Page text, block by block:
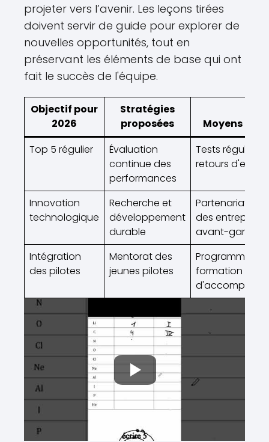
projeter vers l’avenir. Les leçons tirées
doivent servir de guide pour explorer de
nouvelles opportunités, tout en
préservant les éléments de base qui ont
fait le succès de l'équipe.
Objectif pour
2026
Stratégies
proposées
Moyens
Top 5 régulier
Évaluation
continue des
performances
Tests réguliers
retours
Innovation
technologique
Recherche et
développement
durable
Partenariats
des entreprises
avant-
Intégration
des pilotes
Mentorat des
jeunes pilotes
Programmes
formation et